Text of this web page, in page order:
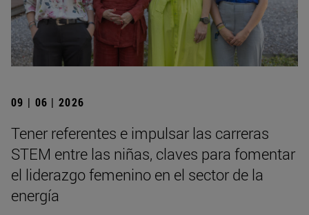
09 | 06 | 2026
Tener referentes e impulsar las carreras
STEM entre las niñas, claves para fomentar
el liderazgo femenino en el sector de la
energía